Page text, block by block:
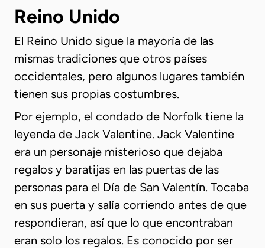
Reino Unido
El Reino Unido sigue la mayoría de las
mismas tradiciones que otros países
occidentales, pero algunos lugares también
tienen sus propias costumbres.
Por ejemplo, el condado de Norfolk tiene la
leyenda de Jack Valentine. Jack Valentine
era un personaje misterioso que dejaba
regalos y baratijas en las puertas de las
personas para el Día de San Valentín. Tocaba
en sus puerta y salía corriendo antes de que
respondieran, así que lo que encontraban
eran solo los regalos. Es conocido por ser